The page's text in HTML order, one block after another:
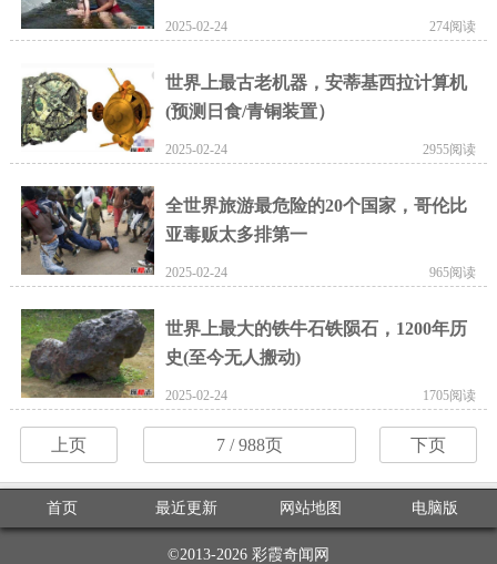
2025-02-24 274阅读
世界上最古老机器，安蒂基西拉计算机
(预测日食/青铜装置）
2025-02-24 2955阅读
全世界旅游最危险的20个国家，哥伦比
亚毒贩太多排第一
2025-02-24 965阅读
世界上最大的铁牛石铁陨石，1200年历
史(至今无人搬动)
2025-02-24 1705阅读
上页 7/ 988页 下页
首页 最近更新 网站地图 电脑版
©2013-2026 彩霞奇闻网